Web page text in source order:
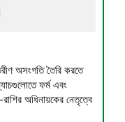
অসংগতি তৈরি করতে
ফর্ম এবং
অধিনায়কের নেতৃত্বে